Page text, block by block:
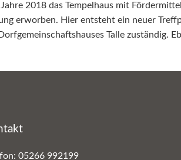
2018 das Tempelhaus mit
erworben. Hier entsteht ein neuer
Talle zuständig.
05266 992199